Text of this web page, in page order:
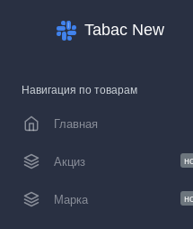
Tabac New
Навигация по товарам
Главная
Акциз
Марка